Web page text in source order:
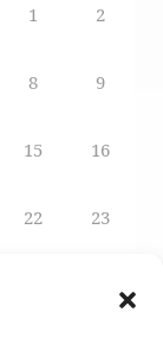
1 2
8 9
15 16
22 23